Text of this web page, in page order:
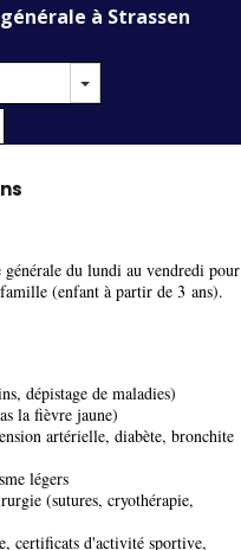
à Strassen
générale du lundi au vendredi pour
(enfant à partir de 3 ans).
dépistage de maladies)
la fièvre jaune)
artérielle, diabète, bronchite
légers
(sutures, cryothérapie,
certificats d'activité sportive,